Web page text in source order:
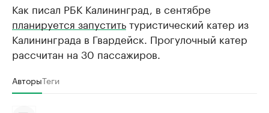
Как писал РБК Калининград, в сентябре
планируется запуститьтуристический катер из
Калининграда в Гвардейск. Прогулочный катер
рассчитан на 30 пассажиров.
АвторыТеги